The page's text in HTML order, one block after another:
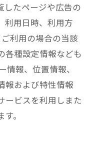
したページや広告の
利用日時、利用方
利用の場合の当該
各種設定情報なども
情報、位置情報、
報および特性情報
ービスを利用しまた
。